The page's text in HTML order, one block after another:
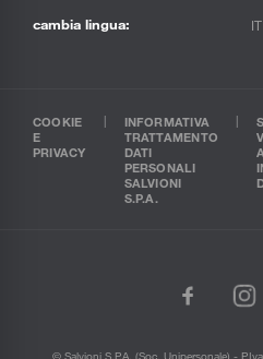
cambia lingua:
IT
COOKIE
E
PRIVACY
INFORMATIVA
TRATTAMENTO
DATI
PERSONALI
SALVIONI
S.P.A.
© Salvioni S.P.A. (soc. Unipersonale) -